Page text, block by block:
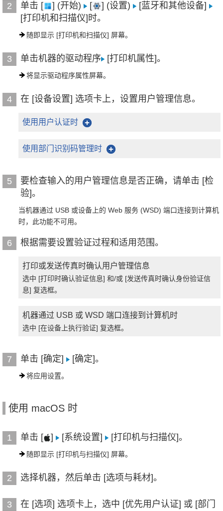
2 单击 [ ] (开始) [ ] (设置)
[蓝牙和其他设备]
[打印机和扫描仪]时。
随即显示 [打印机和扫描仪] 屏幕。
3 单击机器的驱动程序 [打印机属性]。
将显示驱动程序属性屏幕。
4 在 [设备设置] 选项卡上，设置用户管理信息。
使用用户认证时
使用部门识别码管理时
5
要检查输入的用户管理信息是否正确，请单击 [检
验]。
当机器通过 USB 或设备上的 Web 服务 (WSD) 端口连接到计算机
时，此功能不可用。
6 根据需要设置验证过程和适用范围。
打印或发送传真时确认用户管理信息
选中 [打印时确认验证信息] 和/或 [发送传真时确认身份验证信
息] 复选框。
机器通过 USB 或 WSD 端口连接到计算机时
选中 [在设备上执行验证] 复选框。
7 单击 [确定] [确定]。
将应用设置。
使用 macOS 时
1 单击 [ ] [系统设置] [打印机与扫描仪]。
随即显示 [打印机与扫描仪] 屏幕。
2 选择机器，然后单击 [选项与耗材]。
3
在 [选项] 选项卡上，选中 [优先用户认证] 或 [部门